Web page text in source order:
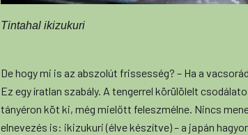
Tintahal ikizukuri
De hogy mi is az abszolút frissesség? – Ha a
Ez egy íratlan szabály. A tengerrel körülölelt
tányéron köt ki, még mielőtt feleszmélne. Nincs
elnevezés is: ikizukuri (élve készítve) – a japán